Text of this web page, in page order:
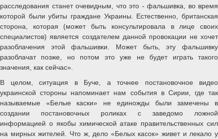
расследования станет очевидным, что это - фальшивка, во время
которой были убиты граждане Украины. Естественно, британская
сторона, которая (может быть консультировала в лице своих
специалистов) является создателем данной провокации не хочет
разоблачения этой фальшивки. Может быть, эту фальшивку
разоблачат позже, но потом это уже не будет играть такого
значения, как сейчас».
В целом, ситуация в Буче, а точнее постановочное видео
украинской стороны напоминает нам события в Сирии, где так
называемые «Белые каски» не единожды были замечены в
создании постановочных роликах с заведомо ложной
информацией о якобы химической атаке правительственных сил
на мирных жителей. Что ж, дело «Белых касок» живет и лекало у